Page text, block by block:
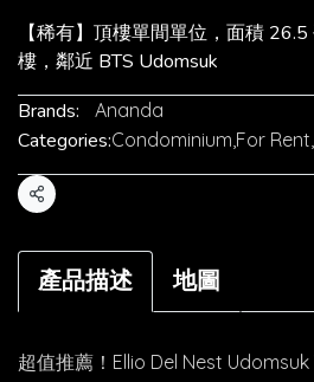
【稀有】頂樓單間單位，面積
樓，鄰近 BTS Udomsuk
Brands:
Ananda
Categories:Condominium,For Rent,
Share
產品描述 地圖
超值推薦！Ellio Del Nest